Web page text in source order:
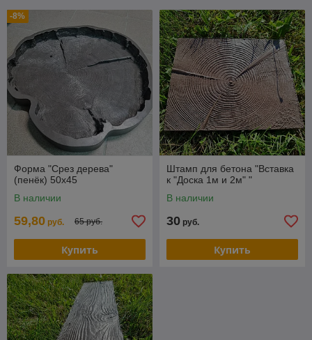
-8%
Форма "Срез дерева"
(пенёк) 50х45
В наличии
59,80 руб. 65 руб.
Купить
Штамп для бетона "Вставка
к "Доска 1м и 2м" "
В наличии
30 руб.
Купить